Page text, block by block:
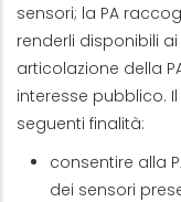
sensori; la PA
renderli disponibili
articolazione della
interesse pubblico.
seguenti finalità:
consentire alla
dei sensori